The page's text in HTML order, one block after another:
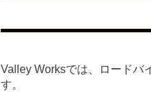
Valley Worksでは、ロードバ
す。